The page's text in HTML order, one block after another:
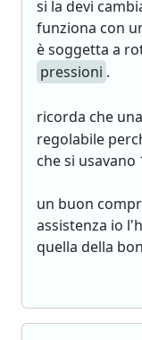
si la devi
funziona con
è soggetta a
pressioni .
ricorda che
regolabile
che si usavano
un buon
assistenza io
quella della